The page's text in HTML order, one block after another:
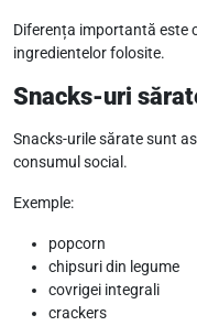
Diferența importantă este
ingredientelor folosite.
Snacks-uri
Snacks-urile sărate sunt
consumul social.
Exemple:
popcorn
chipsuri din legume
covrigei integrali
crackers